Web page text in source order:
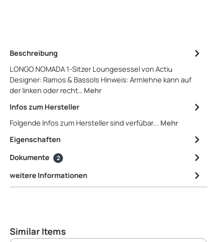
Beschreibung
LONGO NOMADA 1-Sitzer Loungesessel von Actiu
Designer: Ramos & Bassols Hinweis: Armlehne kann auf
der linken oder recht… Mehr
Infos zum Hersteller
Folgende Infos zum Hersteller sind verfübar... Mehr
Eigenschaften
Dokumente
2
weitere Informationen
Produktgalerie überspringen
Similar Items